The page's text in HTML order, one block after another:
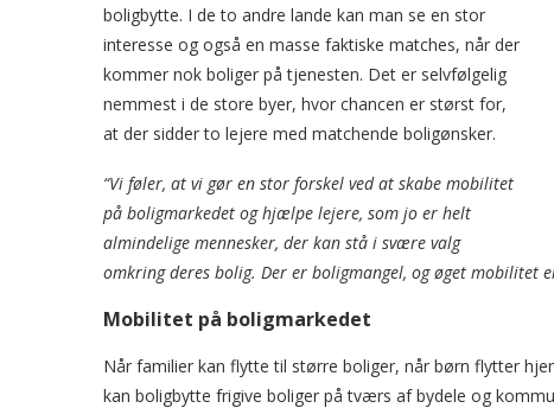
boligbytte. I de to andre lande kan man se en stor
interesse og også en masse faktiske matches, når der
kommer nok boliger på tjenesten. Det er selvfølgelig
nemmest i de store byer, hvor chancen er størst for,
at der sidder to lejere med matchende boligønsker.
“Vi føler, at vi gør en stor forskel ved at skabe mobilitet
på boligmarkedet og hjælpe lejere, som jo er helt
almindelige mennesker, der kan stå i svære valg
omkring deres bolig. Der er boligmangel, og øget mobilitet
Mobilitet på boligmarkedet
Når familier kan flytte til større boliger, når børn flytter
kan boligbytte frigive boliger på tværs af bydele og